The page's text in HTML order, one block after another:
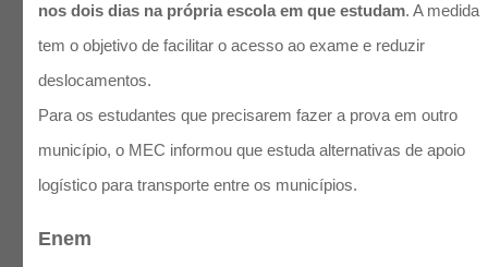
nos dois dias na própria escola em que estudam. A medida
tem o objetivo de facilitar o acesso ao exame e reduzir
deslocamentos.
Para os estudantes que precisarem fazer a prova em outro
município, o MEC informou que estuda alternativas de apoio
logístico para transporte entre os municípios.
Enem